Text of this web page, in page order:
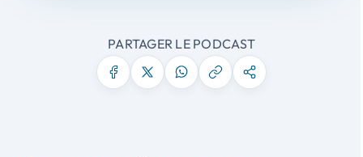
PARTAGER LE PODCAST